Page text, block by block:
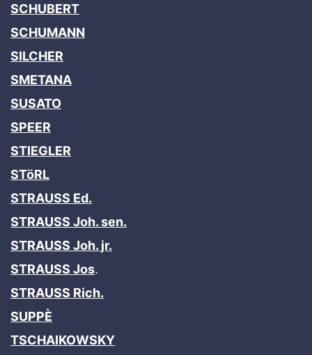
SCHUBERT
SCHUMANN
SILCHER
SMETANA
SUSATO
SPEER
STIEGLER
STöRL
STRAUSS Ed.
STRAUSS Joh. sen.
STRAUSS Joh. jr.
STRAUSS Jos.
STRAUSS Rich.
SUPPÈ
TSCHAIKOWSKY